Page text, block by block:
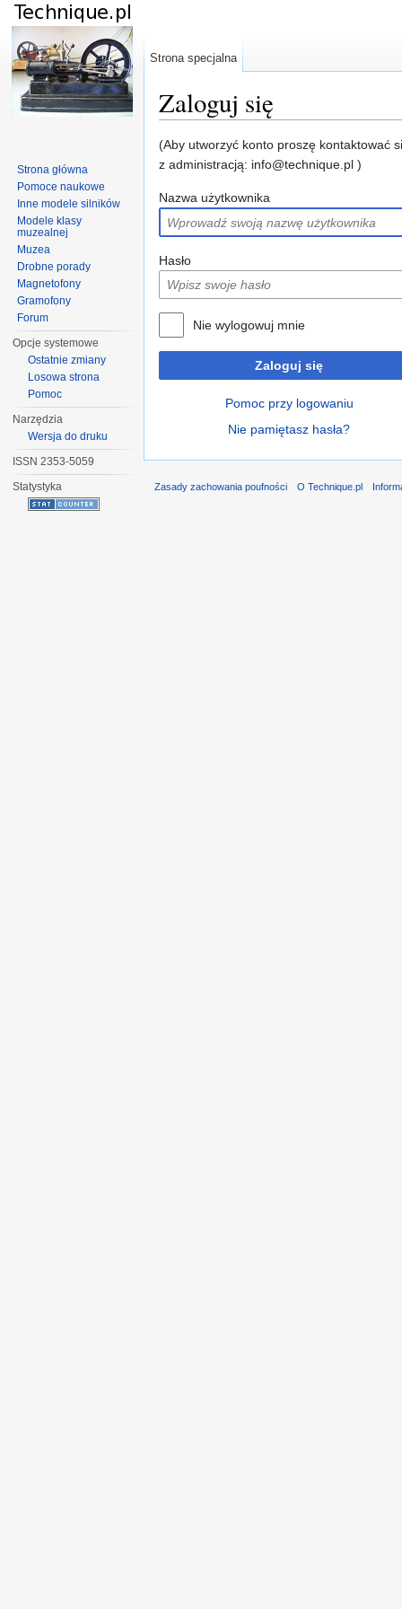
Zaloguj się
(Aby utworzyć konto proszę kontaktować
z administracją: info@technique.pl )
Nazwa użytkownika
Hasło
Nie wylogowuj mnie
Zaloguj się
Pomoc przy logowaniu
Nie pamiętasz hasła?
Strona specjalna
Strona główna
Pomoce naukowe
Inne modele silników
Modele klasy
muzealnej
Muzea
Drobne porady
Magnetofony
Gramofony
Forum
Opcje systemowe
Ostatnie zmiany
Losowa strona
Pomoc
Narzędzia
Wersja do druku
ISSN 2353-5059
Statystyka
Zasady zachowania poufności O Technique.pl